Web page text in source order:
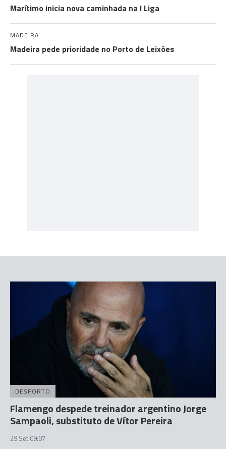
Marítimo inicia nova caminhada na I Liga
MADEIRA
Madeira pede prioridade no Porto de Leixões
DESPORTO
Flamengo despede treinador argentino Jorge
Sampaoli, substituto de Vítor Pereira
29 Set 09:07